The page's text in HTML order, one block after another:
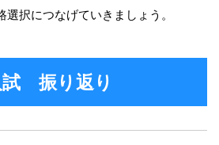
択につなげていきましょう。
試 振り返り